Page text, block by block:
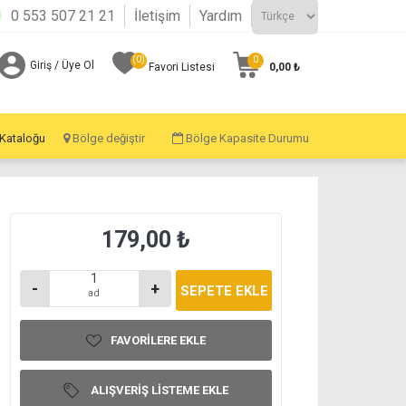
0 553 507 21 21 İletişim Yardım
Giriş / Üye Ol Favori Listesi
(0) 0
0,00 ₺
Bölge değiştir Bölge Kapasite Durumu
179,00 ₺
- ad +
FAVORILERE EKLE
ALIŞVERIŞ LISTEME EKLE